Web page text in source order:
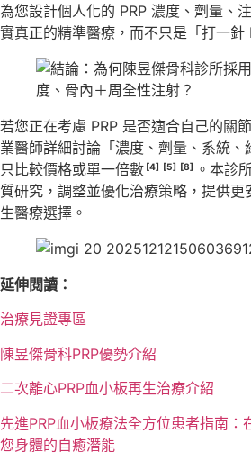
為您設計個人化的 PRP 濃度、劑量、
實真正的精準醫療，而不只是「打一針
若您正在考慮 PRP 是否適合自己的關
業醫師詳細討論「濃度、劑量、系統
只比較價格或單一倍數 [4] [5] [8]
。本診
質研究，調整並優化治療策略，提供
生醫療選擇。
延伸閱讀：
治療見證專區
陳昱傑骨科PRP優勢介紹
二次離心PRP血小板再生治療介紹
先進PRP血小板療法全方位患者指南：
您身體的自癒潛能